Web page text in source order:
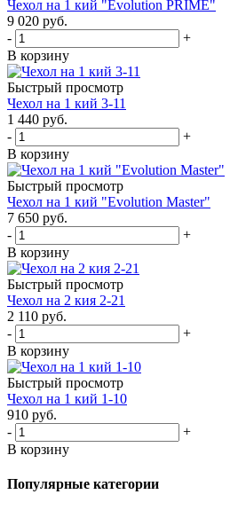
Чехол на 1 кий "Evolution PRIME"
9 020 руб.
-
+
В корзину
Быстрый просмотр
Чехол на 1 кий 3-11
1 440 руб.
-
+
В корзину
Быстрый просмотр
Чехол на 1 кий "Evolution Master"
7 650 руб.
-
+
В корзину
Быстрый просмотр
Чехол на 2 кия 2-21
2 110 руб.
-
+
В корзину
Быстрый просмотр
Чехол на 1 кий 1-10
910 руб.
-
+
В корзину
Популярные категории